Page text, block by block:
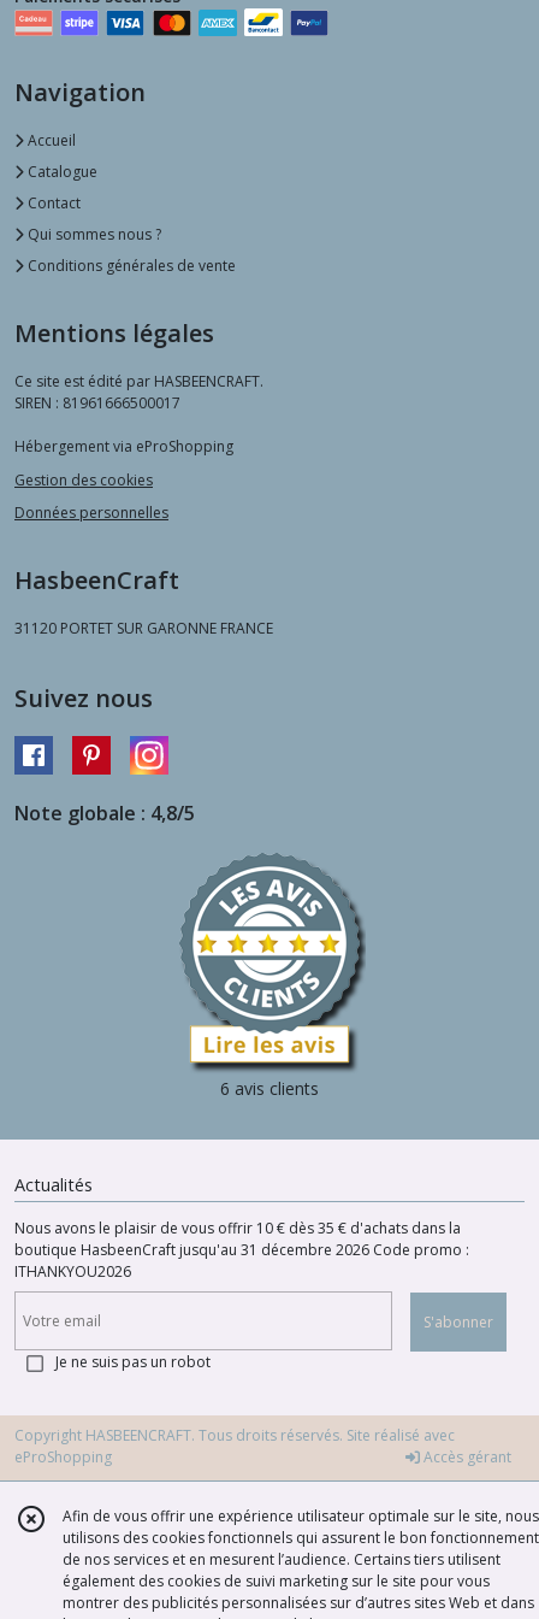
Navigation
Accueil
Catalogue
Contact
Qui sommes nous ?
Conditions générales de vente
Mentions légales
Ce site est édité par HASBEENCRAFT.
SIREN : 81961666500017
Hébergement via eProShopping
Gestion des cookies
Données personnelles
HasbeenCraft
31120 PORTET SUR GARONNE FRANCE
Suivez nous
Note globale : 4,8/5
6 avis clients
Actualités
Nous avons le plaisir de vous offrir 10 € dès 35 € d'achats dans la
boutique HasbeenCraft jusqu'au 31 décembre 2026 Code promo :
ITHANKYOU2026
S'abonner
Je ne suis pas un robot
Copyright HASBEENCRAFT. Tous droits réservés. Site réalisé avec
eProShopping
Accès gérant
Afin de vous offrir une expérience utilisateur optimale sur le site, nous
utilisons des cookies fonctionnels qui assurent le bon fonctionnement
de nos services et en mesurent l’audience. Certains tiers utilisent
également des cookies de suivi marketing sur le site pour vous
montrer des publicités personnalisées sur d’autres sites Web et dans